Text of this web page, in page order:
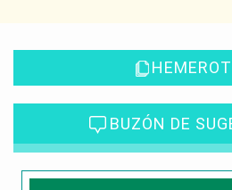
BUZÓN DE